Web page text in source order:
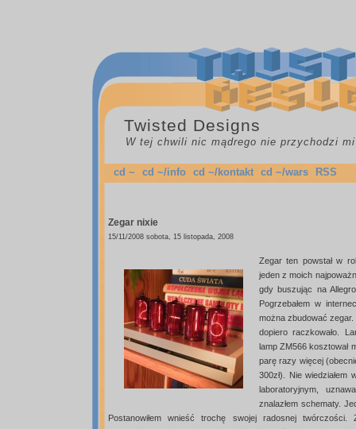
Twisted Designs
W tej chwili nic mądrego nie przychodzi mi
cd ~ cd ~/info cd ~/kontakt cd ~/wars RSS
Zegar nixie
15/11/2008 sobota, 15 listopada, 2008
Zegar ten powstał w
jeden z moich
gdy buszując na
Pogrzebałem w
można zbudować zegar.
dopiero raczkowało.
lamp ZM566 kosztował
parę razy więcej
300zł). Nie
laboratoryjnym,
znalazłem schematy.
Postanowiłem wnieść trochę swojej radosnej twórczości.